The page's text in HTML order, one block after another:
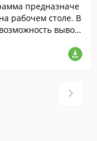
предназначе
рабочем столе. В
вывод
а также возможе
фотографий, загру